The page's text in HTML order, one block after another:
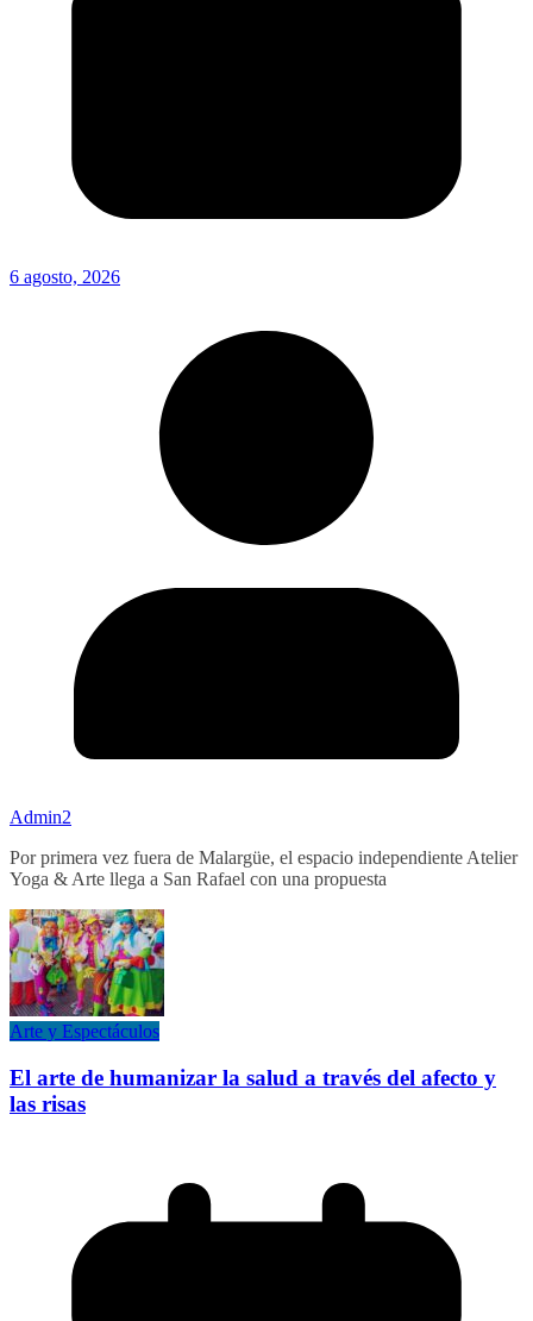
6 agosto, 2026
Admin2
Por primera vez fuera de Malargüe, el espacio independiente Atelier
Yoga & Arte llega a San Rafael con una propuesta
Arte y Espectáculos
El arte de humanizar la salud a través del afecto y
las risas